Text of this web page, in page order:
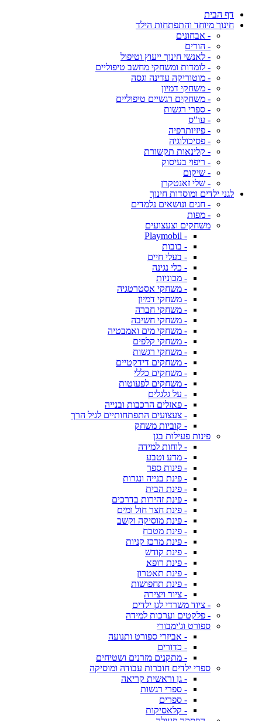
דף הבית
חינוך מיוחד והתפתחות הילד
- אבחונים
- הורים
- לאנשי חינוך ייעוץ וטיפול
- לומדות ומשחקי מחשב טיפוליים
- מוטוריקה עדינה וגסה
- משחקי דמיון
- משחקים רגשיים טיפוליים
- ספרי רגשות
- עו"ס
- פיזיותרפיה
- פסיכולוגיה
- קלינאות תקשורת
- ריפוי בעיסוק
- שיקום
- שלי זאנטקרן
לגני ילדים ומוסדות חינוך
- חגים ונושאים נלמדים
- מפות
משחקים וצעצועים
- Playmobil
- בובות
- בעלי חיים
- כלי נגינה
- מכוניות
- משחקי אסטרטגיה
- משחקי דמיון
- משחקי חברה
- משחקי חשיבה
- משחקי מים ואמבטיה
- משחקי קלפים
- משחקי רגשות
- משחקים דידקטיים
- משחקים כללי
- משחקים לפעוטות
- על גלגלים
- פאזלים הרכבות ובנייה
- צעצועים התפתחותיים לגיל הרך
- קוביות משחק
פינות פעילות בגן
- לוחות למידה
- מדע וטבע
- פינות ספר
- פינת בנייה ונגרות
- פינת הבית
- פינת זהירות בדרכים
- פינת חצר חול ומים
- פינת מוסיקה וקשב
- פינת מטבח
- פינת מרכז קניות
- פינת קודש
- פינת רופא
- פינת תאטרון
- פינת תחפושות
- ציור ויצירה
- ציוד משרדי לגן ילדים
- פלקטים וערכות למידה
ספורט וג'ימבורי
- אביזרי ספורט ותנועה
- כדורים
- מתקנים מזרנים ושטיחים
ספרי ילדים חוברות עבודה ומוסיקה
- גן וראשית קריאה
- ספרי רגשות
- ספרים
- קלאסיקות